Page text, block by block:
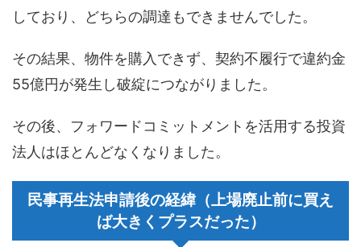
しており、どちらの調達もできませんでした。
その結果、物件を購入できず、契約不履行で違約金
55億円が発生し破綻につながりました。
その後、フォワードコミットメントを活用する投資
法人はほとんどなくなりました。
民事再生法申請後の経緯（上場廃止前に買え
ば大きくプラスだった）